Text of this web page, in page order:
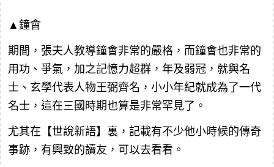
▲鐘會
期間，張夫人教導鐘會非常的嚴格，而鐘會也非常的
用功、爭氣，加之記憶力超群，年及弱冠，就與名
士、玄學代表人物王弼齊名，小小年紀就成為了一代
名士，這在三國時期也算是非常罕見了。
尤其在【世說新語】裏，記載有不少他小時候的傳奇
事跡，有興致的讀友，可以去看看。